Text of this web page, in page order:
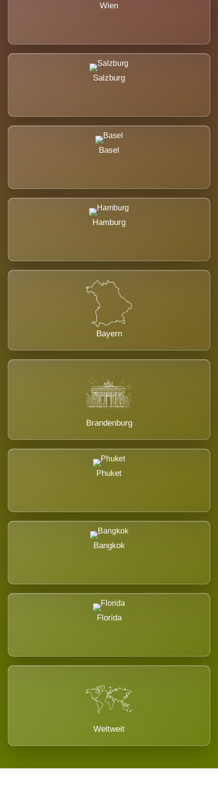
Wien
Salzburg
Basel
Hamburg
Bayern
Brandenburg
Phuket
Bangkok
Florida
Weltweit